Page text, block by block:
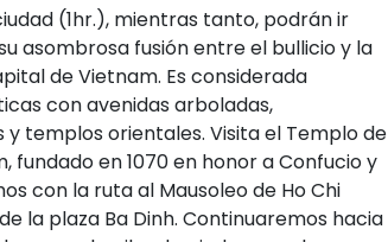
(1hr.), mientras tanto, podrán ir
asombrosa fusión entre el bullicio y la
de Vietnam. Es considerada
con avenidas arboladas,
templos orientales. Visita el Templo de
fundado en 1070 en honor a Confucio y
con la ruta al Mausoleo de Ho Chi
la plaza Ba Dinh. Continuaremos hacia